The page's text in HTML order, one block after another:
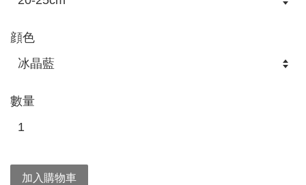
顔色
數量
加入購物車